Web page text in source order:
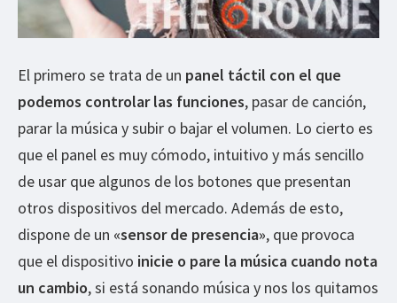
El primero se trata de un panel táctil con el que
podemos controlar las funciones, pasar de canción,
parar la música y subir o bajar el volumen. Lo cierto es
que el panel es muy cómodo, intuitivo y más sencillo
de usar que algunos de los botones que presentan
otros dispositivos del mercado. Además de esto,
dispone de un «sensor de presencia», que provoca
que el dispositivo inicie o pare la música cuando nota
un cambio, si está sonando música y nos los quitamos